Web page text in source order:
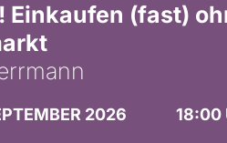
Einkaufen (fast)
2026 18:00